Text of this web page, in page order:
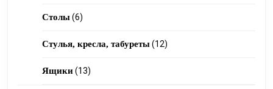
Столы 66
products
Стулья, кресла, табуреты 1212
Ящики 1313